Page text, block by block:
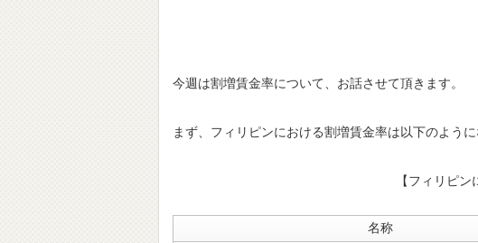
今週は割増賃金率について、お話させて頂きます。
まず、フィリピンにおける割増賃金率は以下のように
【フィリピン
名称